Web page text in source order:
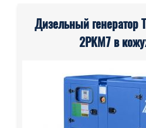
Дизельный
2РКМ7 в